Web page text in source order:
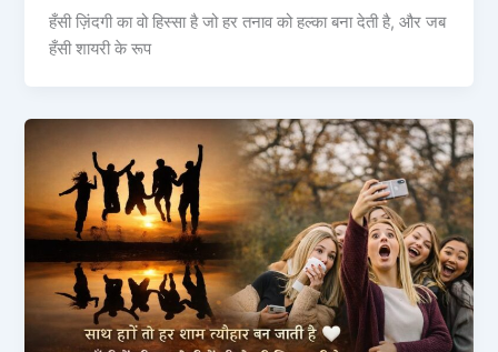
हँसी ज़िंदगी का वो हिस्सा है जो हर तनाव को हल्का बना देती है, और जब
हँसी शायरी के रूप